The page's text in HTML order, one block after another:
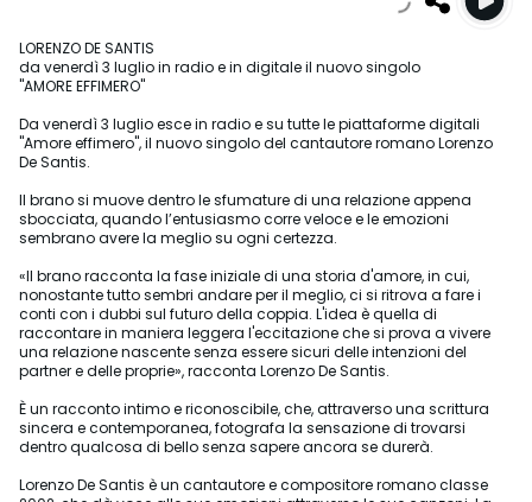
LORENZO DE SANTIS
da venerdì 3 luglio in radio e in digitale il nuovo singolo
"AMORE EFFIMERO"
Da venerdì 3 luglio esce in radio e su tutte le piattaforme digitali
"Amore effimero", il nuovo singolo del cantautore romano Lorenzo
De Santis.
Il brano si muove dentro le sfumature di una relazione appena
sbocciata, quando l’entusiasmo corre veloce e le emozioni
sembrano avere la meglio su ogni certezza.
«Il brano racconta la fase iniziale di una storia d'amore, in cui,
nonostante tutto sembri andare per il meglio, ci si ritrova a fare i
conti con i dubbi sul futuro della coppia. L'idea è quella di
raccontare in maniera leggera l'eccitazione che si prova a vivere
una relazione nascente senza essere sicuri delle intenzioni del
partner e delle proprie», racconta Lorenzo De Santis.
È un racconto intimo e riconoscibile, che, attraverso una scrittura
sincera e contemporanea, fotografa la sensazione di trovarsi
dentro qualcosa di bello senza sapere ancora se durerà.
Lorenzo De Santis è un cantautore e compositore romano classe